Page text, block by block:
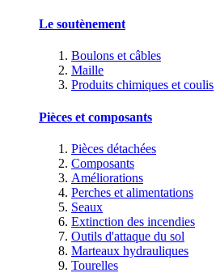
Le soutènement
Boulons et câbles
Maille
Produits chimiques et coulis
Pièces et composants
Pièces détachées
Composants
Améliorations
Perches et alimentations
Seaux
Extinction des incendies
Outils d'attaque du sol
Marteaux hydrauliques
Tourelles